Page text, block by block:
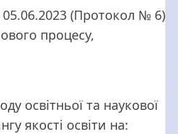
05.06.2023 (Протокол № 6)
процесу,
освітньої та наукової
якості освіти на: